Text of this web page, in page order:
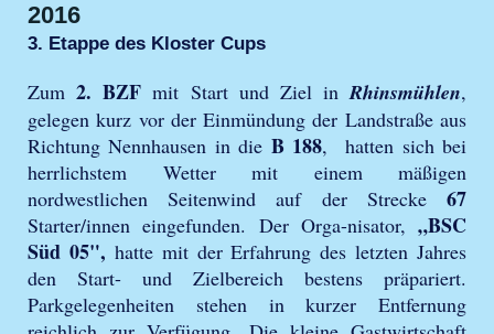
2016
3. Etappe des Kloster Cups
Zum2. BZF mit Start und Ziel inRhinsmühlen,
gelegen kurz vor der Einmündung der Landstraße aus
Richtung Nennhausen in die B 188, hatten sich bei
herrlichstem Wetter mit einem mäßigen
nordwestlichen Seitenwind auf der Strecke 67
Starter/innen eingefunden. Der Orga-nisator, „BSC
Süd 05", hatte mit der Erfahrung des letzten Jahres
den Start- und Zielbereich bestens präpariert.
Parkgelegenheiten stehen in kurzer Entfernung